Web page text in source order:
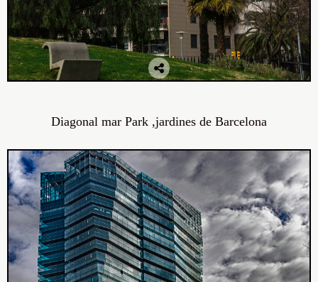
Diagonal mar Park ,jardines de Barcelona